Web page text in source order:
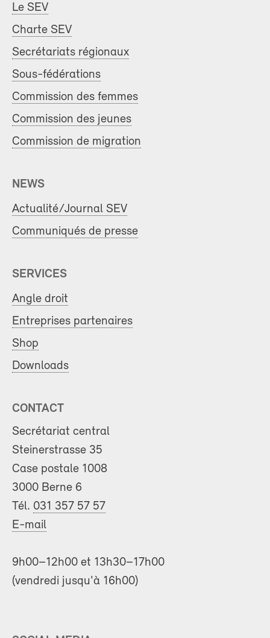
Le SEV
Charte SEV
Secrétariats régionaux
Sous-fédérations
Commission des femmes
Commission des jeunes
Commission de migration
NEWS
Actualité/Journal SEV
Communiqués de presse
SERVICES
Angle droit
Entreprises partenaires
Shop
Downloads
CONTACT
Secrétariat central
Steinerstrasse 35
Case postale 1008
3000 Berne 6
Tél. 031 357 57 57
E-mail
9h00–12h00 et 13h30–17h00
(vendredi jusqu'à 16h00)